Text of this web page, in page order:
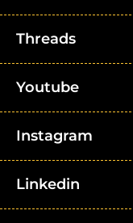
Threads
Youtube
Instagram
Linkedin